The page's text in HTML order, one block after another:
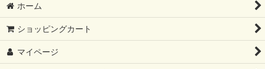
ホーム
ショッピングカート
マイページ